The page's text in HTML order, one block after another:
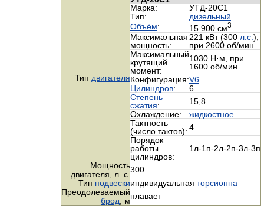
Тип двигателя
Марка:
УТД-20С1
Тип:
дизельный
Объём: 15 900 см3
Максимальная
мощность:
221 кВт (300 л.с. ),
при 2600 об/мин
Максимальный
крутящий
момент:
1030 Н·м, при
1600 об/мин
Конфигурация:V6
Цилиндров:
6
Cтепень
сжатия:
15,8
Охлаждение:
жидкостное
Тактность
(число тактов): 4
Порядок
работы
цилиндров:
1л-1п-2л-2п-3л-3п
Мощность
двигателя, л. с. 300
Тип подвескииндивидуальная торсионна
Преодолеваемый
брод , мплавает